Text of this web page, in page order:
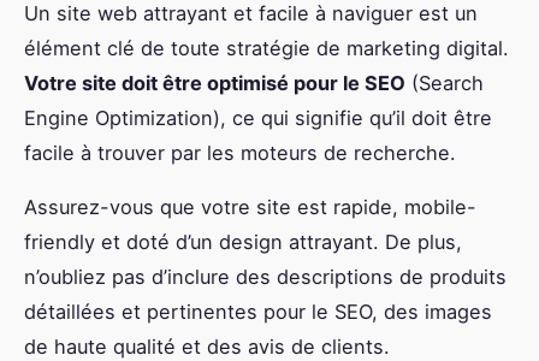
Un site web attrayant et facile à naviguer est un
élément clé de toute stratégie de marketing digital.
Votre site doit être optimisé pour le SEO (Search
Engine Optimization), ce qui signifie qu’il doit être
facile à trouver par les moteurs de recherche.
Assurez-vous que votre site est rapide, mobile-
friendly et doté d’un design attrayant. De plus,
n’oubliez pas d’inclure des descriptions de produits
détaillées et pertinentes pour le SEO, des images
de haute qualité et des avis de clients.